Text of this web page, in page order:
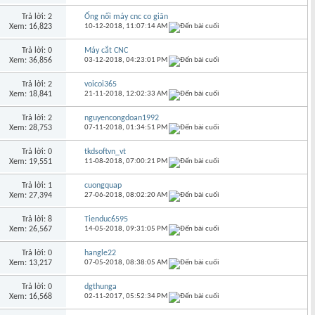
Trả lời: 2
Xem: 16,823
Ống nối máy cnc co giãn
10-12-2018, 11:07:14 AM
Trả lời: 0
Xem: 36,856
Máy cắt CNC
03-12-2018,04:23:01 PM
Trả lời: 2
Xem: 18,841
voicoi365
21-11-2018, 12:02:33 AM
Trả lời: 2
Xem: 28,753
nguyencongdoan1992
07-11-2018,01:34:51 PM
Trả lời: 0
Xem: 19,551
tkdsoftvn_vt
11-08-2018,07:00:21 PM
Trả lời: 1
Xem: 27,394
cuongquap
27-06-2018,08:02:20 AM
Trả lời: 8
Xem: 26,567
Tienduc6595
14-05-2018,09:31:05 PM
Trả lời: 0
Xem: 13,217
hangle22
07-05-2018,08:38:05 AM
Trả lời: 0
Xem: 16,568
dgthunga
02-11-2017,05:52:34 PM